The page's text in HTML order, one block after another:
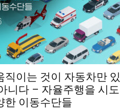
직이는 것이 자동차만 있
니다 – 자율주행을 시도
한 이동수단들